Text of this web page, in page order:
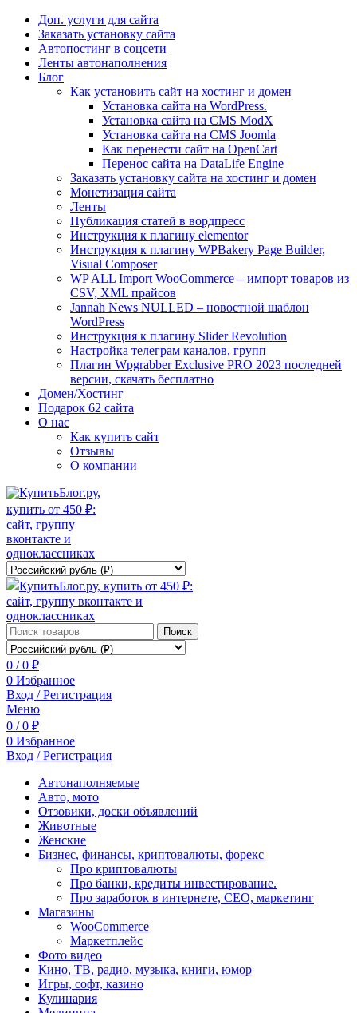
Доп. услуги для сайта
Заказать установку сайта
Автопостинг в соцсети
Ленты автонаполнения
Блог
Как установить сайт на хостинг и домен
Установка сайта на WordPress.
Установка сайта на CMS ModX
Установка сайта на CMS Joomla
Как перенести сайт на OpenCart
Перенос сайта на DataLife Engine
Заказать установку сайта на хостинг и домен
Монетизация сайта
Ленты
Публикация статей в вордпресс
Инструкция к плагину elementor
Инструкция к плагину WPBakery Page Builder,
Visual Composer
WP ALL Import WooCommerce – импорт товаров из
CSV, XML прайсов
Jannah News NULLED – новостной шаблон
WordPress
Инструкция к плагину Slider Revolution
Настройка телеграм каналов, групп
Плагин Wpgrabber Exclusive PRO 2023 последней
версии, скачать бесплатно
Домен/Хостинг
Подарок 62 сайта
О нас
Как купить сайт
Отзывы
О компании
Поиск
0 / 0 ₽
0 Избранное
Вход / Регистрация
Меню
0 / 0 ₽
0 Избранное
Вход / Регистрация
Автонаполняемые
Авто, мото
Отзовики, доски объявлений
Животные
Женские
Бизнес, финансы, криптовалюты, форекс
Про криптовалюты
Про банки, кредиты инвестирование.
Про заработок в интернете, СЕО, маркетинг
Магазины
WooCommerce
Маркетплейс
Фото видео
Кино, ТВ, радио, музыка, книги, юмор
Игры, софт, казино
Кулинария